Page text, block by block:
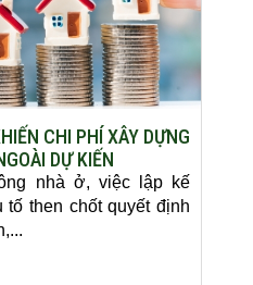
CHI PHÍ XÂY DỰNG
DỰ KIẾN
nhà ở, việc lập kế
tố then chốt quyết định